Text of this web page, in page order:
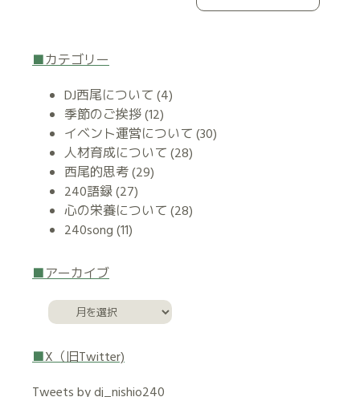
カテゴリー
DJ西尾について(4)
季節のご挨拶(12)
イベント運営について(30)
人材育成について(28)
西尾的思考(29)
240語録(27)
心の栄養について(28)
240song(11)
アーカイブ
X（旧Twitter)
Tweets by dj_nishio240